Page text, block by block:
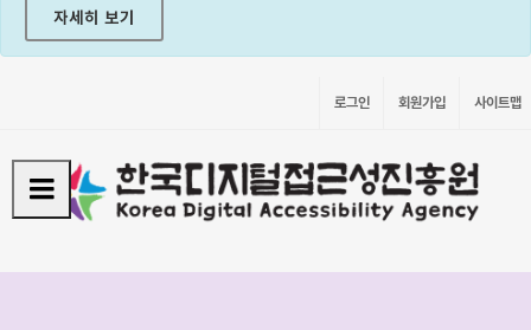
자세히 보기
로그인 회원가입 사이트맵